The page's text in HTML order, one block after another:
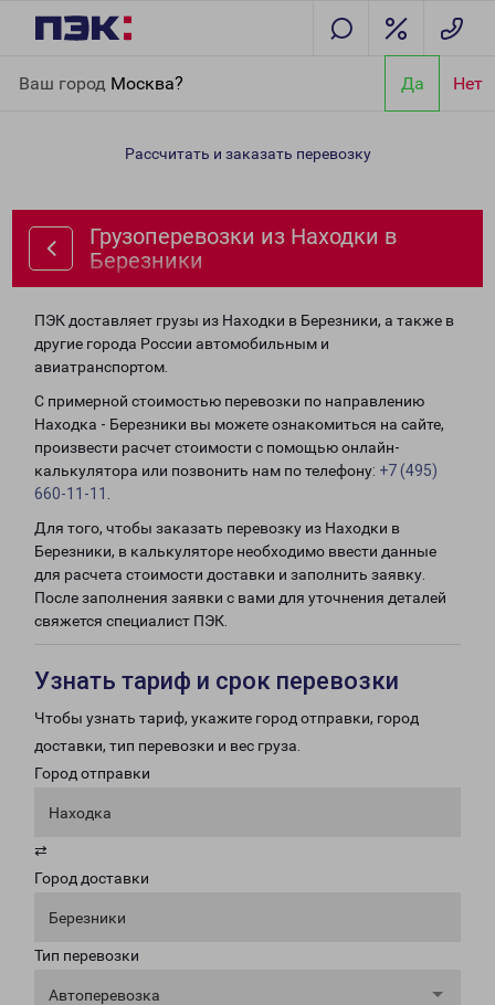
Ваш город Москва? Да Нет
Березники
Рассчитать и заказать перевозку
Грузоперевозки из Находки в
Березники
ПЭК доставляет грузы из Находки в Березники, а также в
другие города России автомобильным и
авиатранспортом.
С примерной стоимостью перевозки по направлению
Находка - Березники вы можете ознакомиться на сайте,
произвести расчет стоимости с помощью онлайн-
калькулятора или позвонить нам по телефону: +7 (495)
660-11-11
Для того, чтобы заказать перевозку из Находки в
Березники, в калькуляторе необходимо ввести данные
для расчета стоимости доставки и заполнить заявку.
После заполнения заявки с вами для уточнения деталей
свяжется специалист ПЭК.
Узнать тариф и срок перевозки
Чтобы узнать тариф, укажите город отправки, город
доставки, тип перевозки и вес груза.
Город отправки
Находка
⇄
Город доставки
Березники
Тип перевозки
Автоперевозка